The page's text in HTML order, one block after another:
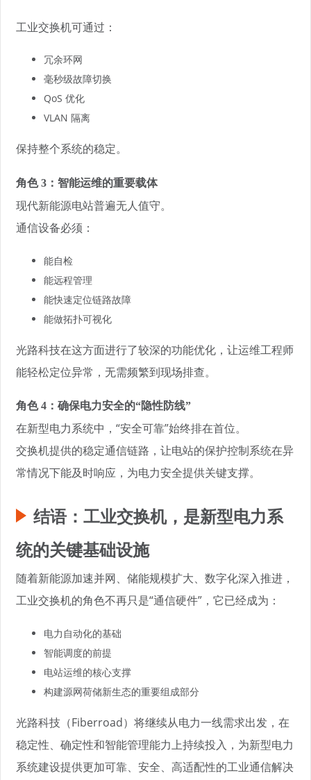
工业交换机可通过：
冗余环网
毫秒级故障切换
QoS 优化
VLAN 隔离
保持整个系统的稳定。
角色 3：智能运维的重要载体
现代新能源电站普遍无人值守。
通信设备必须：
能自检
能远程管理
能快速定位链路故障
能做拓扑可视化
光路科技在这方面进行了较深的功能优化，让运维工程师
能轻松定位异常，无需频繁到现场排查。
角色 4：确保电力安全的“隐性防线”
在新型电力系统中，“安全可靠”始终排在首位。
交换机提供的稳定通信链路，让电站的保护控制系统在异
常情况下能及时响应，为电力安全提供关键支撑。
结语：工业交换机，是新型电力系
统的关键基础设施
随着新能源加速并网、储能规模扩大、数字化深入推进，
工业交换机的角色不再只是“通信硬件”，它已经成为：
电力自动化的基础
智能调度的前提
电站运维的核心支撑
构建源网荷储新生态的重要组成部分
光路科技（Fiberroad）将继续从电力一线需求出发，在
稳定性、确定性和智能管理能力上持续投入，为新型电力
系统建设提供更加可靠、安全、高适配性的工业通信解决